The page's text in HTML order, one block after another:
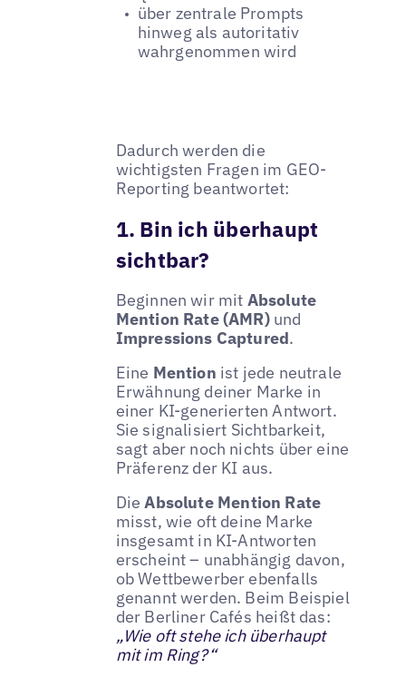
über zentrale Prompts
hinweg als autoritativ
wahrgenommen wird
Dadurch werden die
wichtigsten Fragen im GEO-
Reporting beantwortet:
1. Bin ich überhaupt
sichtbar?
Beginnen wir mit Absolute
Mention Rate (AMR)und
Impressions Captured.
Eine Mention ist jede neutrale
Erwähnung deiner Marke in
einer KI-generierten Antwort.
Sie signalisiert Sichtbarkeit,
sagt aber noch nichts über eine
Präferenz der KI aus.
DieAbsolute Mention Rate
misst, wie oft deine Marke
insgesamt in KI-Antworten
erscheint – unabhängig davon,
ob Wettbewerber ebenfalls
genannt werden. Beim Beispiel
der Berliner Cafés heißt das:
„Wie oft stehe ich überhaupt
mit im Ring?“